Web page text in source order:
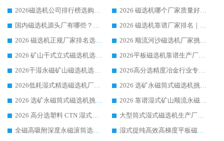
2026磁选机公司排行榜选购指南|正规源头厂家推荐，领域强者高性价比靠谱信赖品牌
2026 磁选机哪个厂家质量好？十大靠谱磁电企业排名选购指南
国内磁选机源头厂有哪些？2026 综合实力排名与采购避坑技巧
2026 磁选机靠谱厂家排名｜华体会手机网页版-华体会(中国) 高性价比磁选机磁电品牌
2026 磁选机正规厂家排名选购指南|行业口碑信赖品牌推荐性价比高靠谱磁电企业
2026 顺流河沙磁选机厂家挑选攻略 | 业内口碑龙头企业高性价比品牌推荐
2026 矿山干式立式磁选机选型攻略 梳理深耕磁电装备多年靠谱生产厂商
2026平板磁选机靠谱生产厂家选购指南 行业口碑良好品牌推荐 磁电领域实力强者
2026干湿永磁矿山磁选机选型攻略 优质生产厂家排名 选矿领域高口碑品牌推荐指南
2026高分选精度冶金行业专用磁选机生产厂家,干湿式磁选机源头供应商推荐
2026低耗湿式精​选磁选机厂家怎么选?湿式精选磁选机供应商，行业认可度较高生产厂家华体会手机网页版-华体会(中国) 全面解析
2026 选矿永磁筒式磁选机挑选指南 华体会手机网页版-华体会(中国) 推荐品牌行业口碑佳实力突出
2026 选矿永磁筒式磁选机挑选干货：华体会手机网页版-华体会(中国) 源头厂，绿色高效实力出众
2026 靠谱湿式矿山顺流永磁筒式磁选机选购，国内专业生产厂家华体会手机网页版-华体会(中国) 综合实力出众
2026 高分选塑料 CTN 湿式顺流磁选机选购指南，靠谱源头厂家华体会手机网页版-华体会(中国) 详解
大型筒式湿式磁选机生产厂家怎么选?华体会手机网页版-华体会(中国) 设备口碑广受行业认可
全磁高吸附深度永磁滚筒选购指南 业内口碑稳定磁电设备生产厂家详细推荐
湿式提纯高效高梯度平板磁选机靠谱设备源头厂商华体会手机网页版-华体会(中国) 综合测评